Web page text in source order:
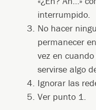
interrumpido.
No hacer
permanecer
vez en
servirse algo
Ignorar las
Ver punto 1.